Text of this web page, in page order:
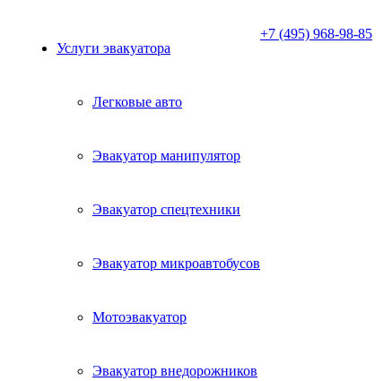
Услуги эвакуатора
Легковые авто
Эвакуатор манипулятор
Эвакуатор спецтехники
Эвакуатор микроавтобусов
Мотоэвакуатор
Эвакуатор внедорожников
+7 (495) 968-98-85